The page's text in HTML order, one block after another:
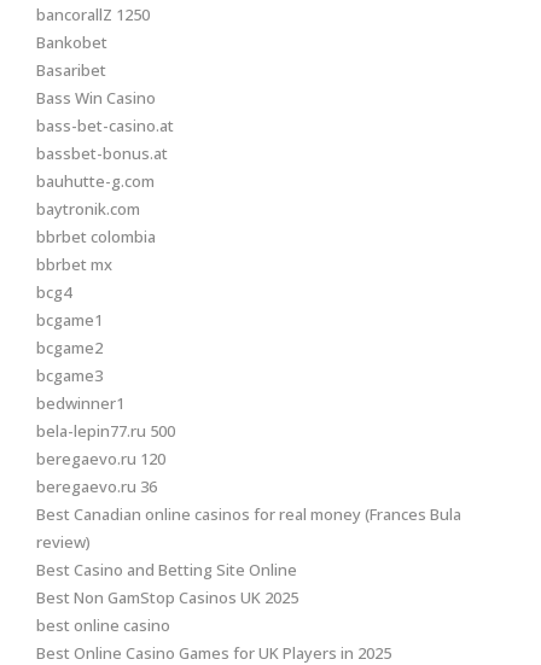
bancorallZ 1250
Bankobet
Basaribet
Bass Win Casino
bass-bet-casino.at
bassbet-bonus.at
bauhutte-g.com
baytronik.com
bbrbet colombia
bbrbet mx
bcg4
bcgame1
bcgame2
bcgame3
bedwinner1
bela-lepin77.ru 500
beregaevo.ru 120
beregaevo.ru 36
Best Canadian online casinos for real money (Frances Bula
review)
Best Casino and Betting Site Online
Best Non GamStop Casinos UK 2025
best online casino
Best Online Casino Games for UK Players in 2025